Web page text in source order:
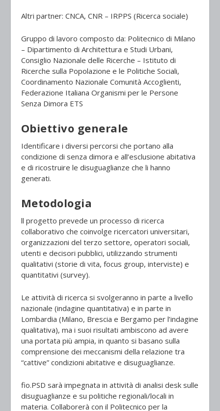
Altri partner: CNCA, CNR – IRPPS (Ricerca sociale)
Gruppo di lavoro composto da: Politecnico di Milano
– Dipartimento di Architettura e Studi Urbani,
Consiglio Nazionale delle Ricerche – Istituto di
Ricerche sulla Popolazione e le Politiche Sociali,
Coordinamento Nazionale Comunità Accoglienti,
Federazione Italiana Organismi per le Persone
Senza Dimora ETS
Obiettivo generale
Identificare i diversi percorsi che portano alla
condizione di senza dimora e all’esclusione abitativa
e di ricostruire le disuguaglianze che li hanno
generati.
Metodologia
ll progetto prevede un processo di ricerca
collaborativo che coinvolge ricercatori universitari,
organizzazioni del terzo settore, operatori sociali,
utenti e decisori pubblici, utilizzando strumenti
qualitativi (storie di vita, focus group, interviste) e
quantitativi (survey).
Le attività di ricerca si svolgeranno in parte a livello
nazionale (indagine quantitativa) e in parte in
Lombardia (Milano, Brescia e Bergamo per l’indagine
qualitativa), ma i suoi risultati ambiscono ad avere
una portata più ampia, in quanto si basano sulla
comprensione dei meccanismi della relazione tra
“cattive” condizioni abitative e disuguaglianze.
fio.PSD sarà impegnata in attività di analisi desk sulle
disuguaglianze e su politiche regionali/locali in
materia. Collaborerà con il Politecnico per la